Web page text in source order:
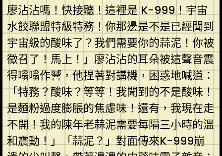
廖沾沾嗎！快接聽！這裡是 K-999！宇宙
水餃聯盟特級特務！你那邊是不是已經聞到
宇宙級的酸味了？我們需要你的蒜泥！你被
徵召了！馬上！」廖沾沾的耳朵被這聲音震
得嗡嗡作響，他捏著對講機，困惑地喊道：
「特務？酸味？等等！我聞到的不是酸味！
是麵粉過度膨脹的焦慮味！還有，我現在走
不開！我的陳年老蒜泥需要每隔三小時的溫
和震動！」「蒜泥？」對面傳來K-999崩